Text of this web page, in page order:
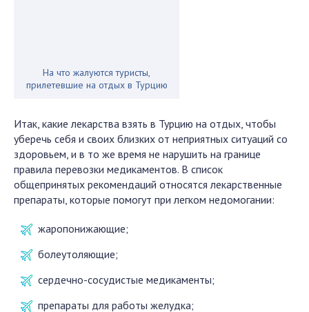
На что жалуются туристы,
прилетевшие на отдых в Турцию
Итак, какие лекарства взять в Турцию на отдых, чтобы
уберечь себя и своих близких от неприятных ситуаций со
здоровьем, и в то же время не нарушить на границе
правила перевозки медикаментов. В список
общепринятых рекомендаций относятся лекарственные
препараты, которые помогут при легком недомогании:
жаропонижающие;
болеутоляющие;
сердечно-сосудистые медикаменты;
препараты для работы желудка;